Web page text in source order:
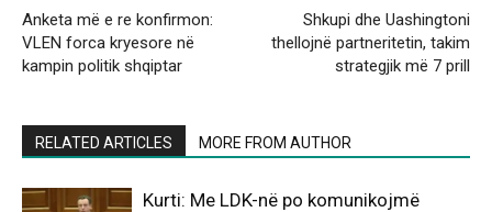
Anketa më e re konfirmon:
VLEN forca kryesore në
kampin politik shqiptar
Shkupi dhe Uashingtoni
thellojnë partneritetin, takim
strategjik më 7 prill
RELATED ARTICLES MORE FROM AUTHOR
Kurti: Me LDK-në po komunikojmë